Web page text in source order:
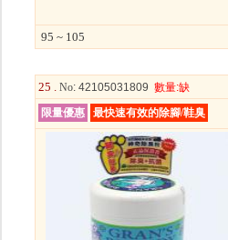
95 ~ 105
25 . No: 42105031809 數量:缺
限量優惠
最快速有效的除腳/鞋臭